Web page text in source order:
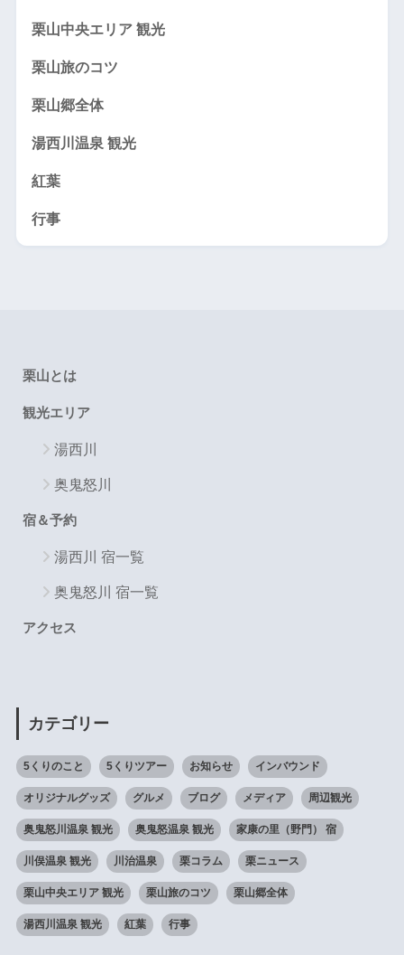
栗山中央エリア 観光
栗山旅のコツ
栗山郷全体
湯西川温泉 観光
紅葉
行事
栗山とは
観光エリア
湯西川
奥鬼怒川
宿＆予約
湯西川 宿一覧
奥鬼怒川 宿一覧
アクセス
カテゴリー
5くりのこと 5くりツアー お知らせ インバウンド
オリジナルグッズ グルメ ブログ メディア 周辺観光
奥鬼怒川温泉 観光 奥鬼怒温泉 観光 家康の里（野門） 宿
川俣温泉 観光 川治温泉 栗コラム 栗ニュース
栗山中央エリア 観光 栗山旅のコツ 栗山郷全体
湯西川温泉 観光 紅葉 行事